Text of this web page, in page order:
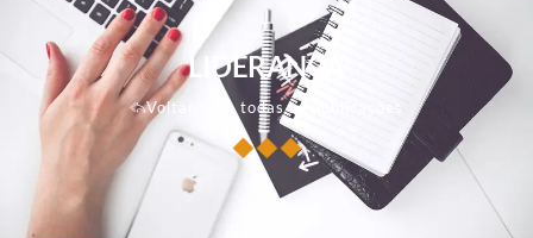
LIDERANÇA
Voltar para todas as publicações